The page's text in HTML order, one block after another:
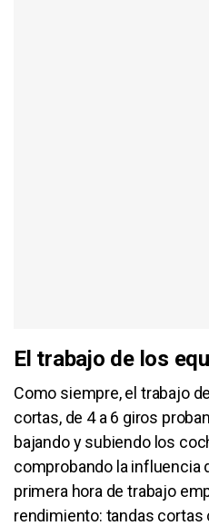
El trabajo de los
Como siempre, el trabajo
cortas, de 4 a 6 giros
bajando y subiendo los
comprobando la influencia
primera hora de trabajo
rendimiento: tandas cortas